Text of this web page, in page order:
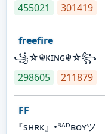
455021
301419
freefire
꧁☆☬κɪɴɢ☬☆꧂
298605
211879
FF
『sʜʀᴋ』•ᴮᴬᴰʙᴏʏツ